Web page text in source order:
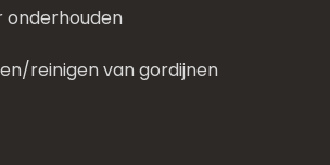
onderhouden
reinigen van gordijnen